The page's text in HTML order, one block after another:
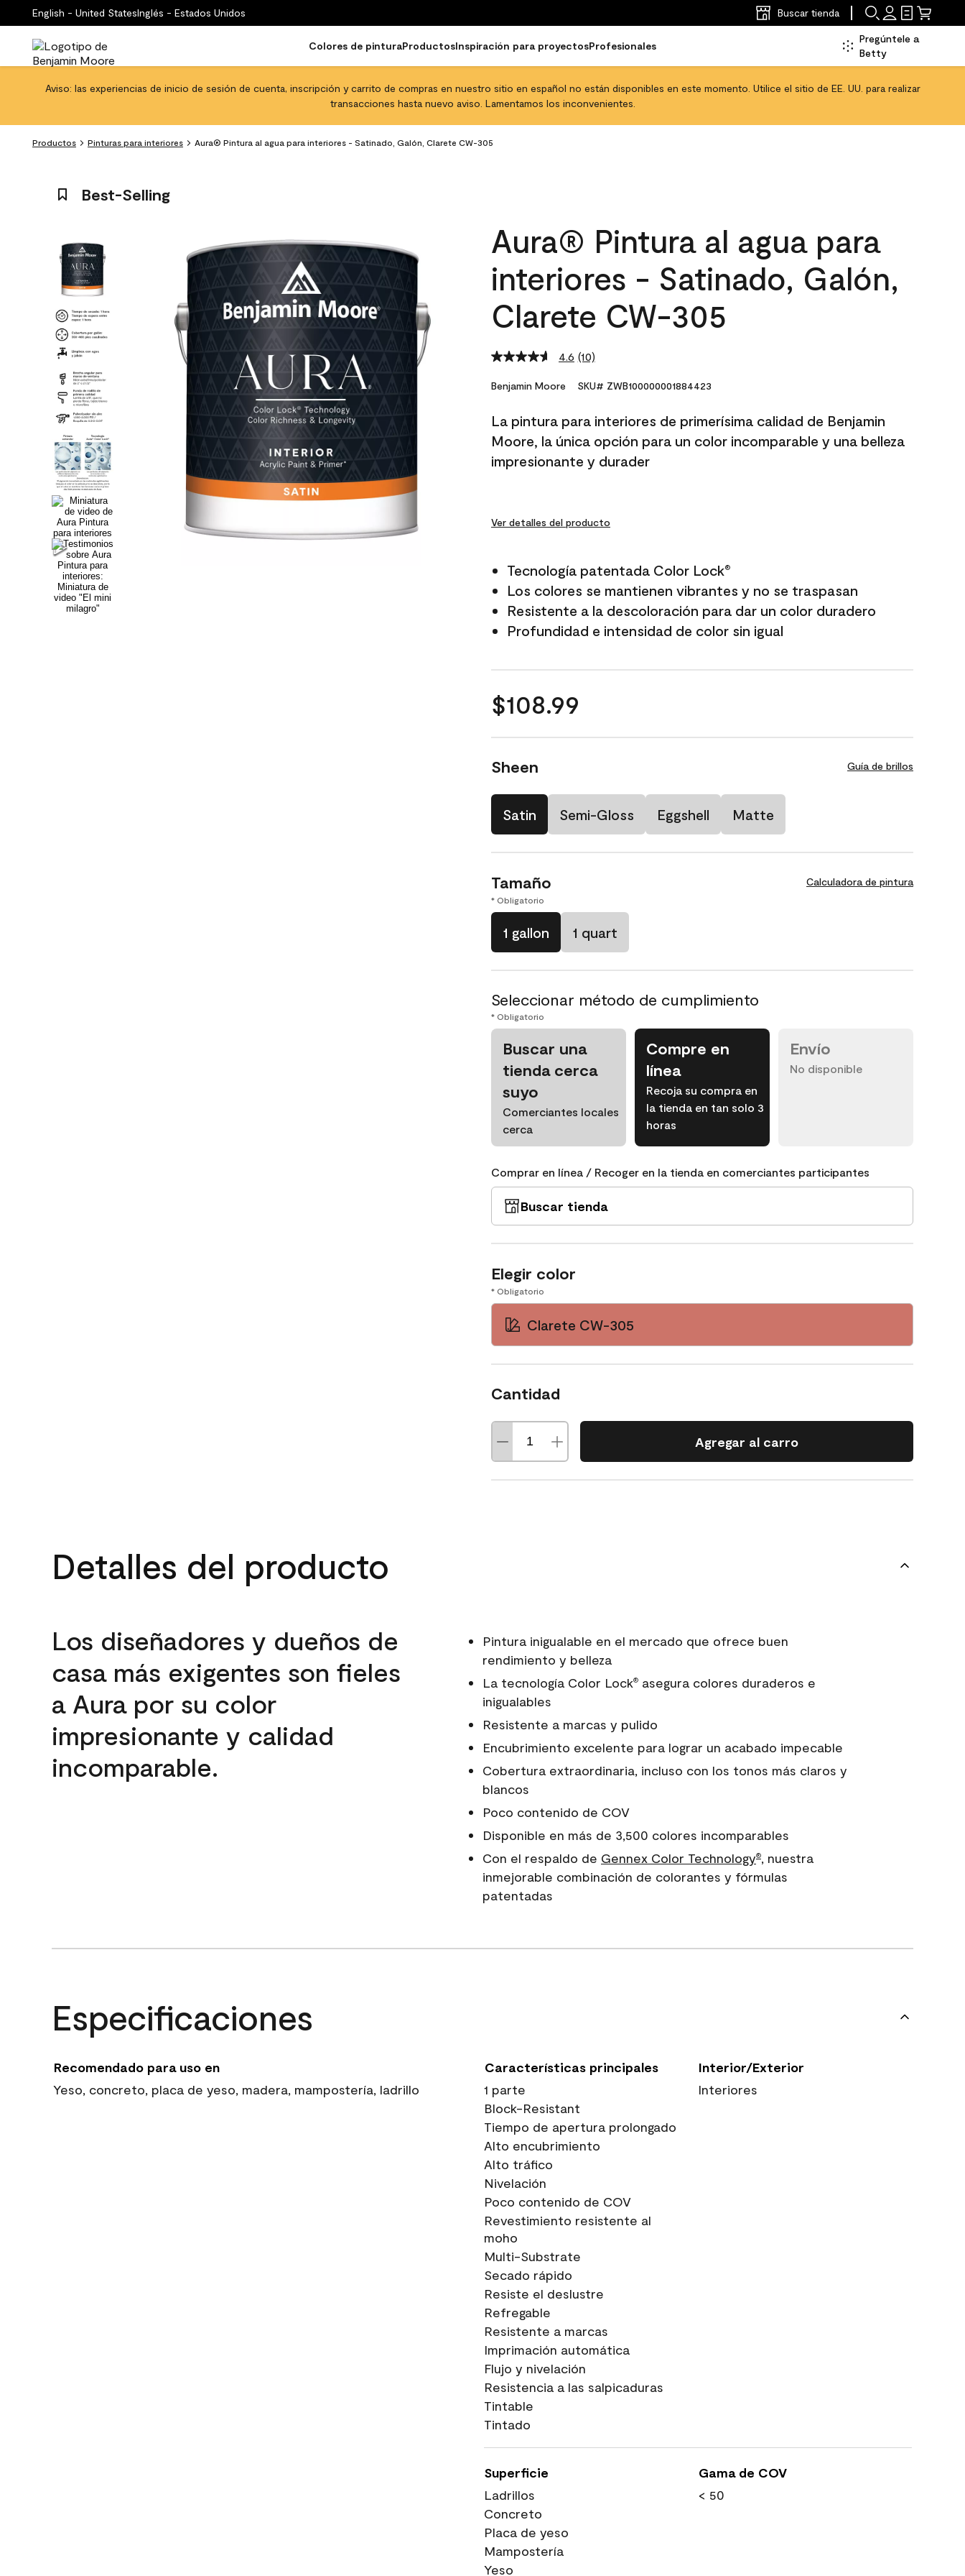
English - United StatesInglés - Estados Unidos Buscar tienda
Colores de pinturaProductosInspiración para proyectosProfesionales
Pregúntele a
Betty
Aviso: las experiencias de inicio de sesión de cuenta, inscripción y carrito de compras en nuestro sitio en español no están disponibles en este momento. Utilice el sitio de EE. UU. para realizar
transacciones hasta nuevo aviso. Lamentamos los inconvenientes.
Productos Pinturas para interiores Aura® Pintura al agua para interiores - Satinado, Galón, Clarete CW-305
Best-Selling
Aura® Pintura al agua para
interiores - Satinado, Galón,
Clarete CW-305
4.6 Read
Reviews.
link.
(10)
Benjamin Moore SKU# ZWB100000001884423
La pintura para interiores de primerísima calidad de Benjamin
Moore, la única opción para un color incomparable y una belleza
impresionante y durader
Ver detalles del producto
Tecnología patentada Color Lock®
Los colores se mantienen vibrantes y no se traspasan
Resistente a la descoloración para dar un color duradero
Profundidad e intensidad de color sin igual
$108.99
Sheen Guía de brillos
Satin Semi-Gloss Eggshell Matte
Tamaño Calculadora de pintura
* Obligatorio
1 gallon 1 quart
Seleccionar método de cumplimiento
* Obligatorio
Buscar una
tienda cerca
suyo
Comerciantes locales
cerca
Compre en
línea
Recoja su compra en
la tienda en tan solo 3
horas
Envío
No disponible
Comprar en línea / Recoger en la tienda en comerciantes participantes
Buscar tienda
Elegir color
* Obligatorio
Clarete CW-305
Cantidad
Agregar al carro
Detalles del producto
Los diseñadores y dueños de
casa más exigentes son fieles
a Aura por su color
impresionante y calidad
incomparable.
Pintura inigualable en el mercado que ofrece buen
rendimiento y belleza
La tecnología Color Lock®asegura colores duraderos e
inigualables
Resistente a marcas y pulido
Encubrimiento excelente para lograr un acabado impecable
Cobertura extraordinaria, incluso con los tonos más claros y
blancos
Poco contenido de COV
Disponible en más de 3,500 colores incomparables
Con el respaldo de Gennex Color Technology®, nuestra
inmejorable combinación de colorantes y fórmulas
patentadas
Especificaciones
Recomendado para uso en
Yeso, concreto, placa de yeso, madera, mampostería, ladrillo
Características principales
1 parte
Block-Resistant
Tiempo de apertura prolongado
Alto encubrimiento
Alto tráfico
Nivelación
Poco contenido de COV
Revestimiento resistente al
moho
Multi-Substrate
Secado rápido
Resiste el deslustre
Refregable
Resistente a marcas
Imprimación automática
Flujo y nivelación
Resistencia a las salpicaduras
Tintable
Tintado
Interior/Exterior
Interiores
Superficie
Ladrillos
Concreto
Placa de yeso
Mampostería
Yeso
Gama de COV
< 50